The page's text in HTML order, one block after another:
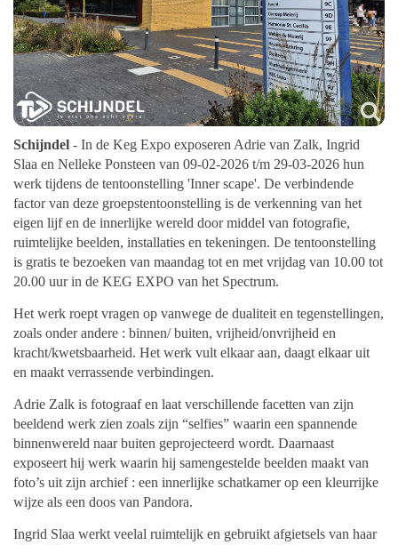
Schijndel - In de Keg Expo exposeren Adrie van Zalk, Ingrid
Slaa en Nelleke Ponsteen van 09-02-2026 t/m 29-03-2026 hun
werk tijdens de tentoonstelling 'Inner scape'. De verbindende
factor van deze groepstentoonstelling is de verkenning van het
eigen lijf en de innerlijke wereld door middel van fotografie,
ruimtelijke beelden, installaties en tekeningen. De tentoonstelling
is gratis te bezoeken van maandag tot en met vrijdag van 10.00 tot
20.00 uur in de KEG EXPO van het Spectrum.
Het werk roept vragen op vanwege de dualiteit en tegenstellingen,
zoals onder andere : binnen/ buiten, vrijheid/onvrijheid en
kracht/kwetsbaarheid. Het werk vult elkaar aan, daagt elkaar uit
en maakt verrassende verbindingen.
Adrie Zalk is fotograaf en laat verschillende facetten van zijn
beeldend werk zien zoals zijn “selfies” waarin een spannende
binnenwereld naar buiten geprojecteerd wordt. Daarnaast
exposeert hij werk waarin hij samengestelde beelden maakt van
foto’s uit zijn archief : een innerlijke schatkamer op een kleurrijke
wijze als een doos van Pandora.
Ingrid Slaa werkt veelal ruimtelijk en gebruikt afgietsels van haar